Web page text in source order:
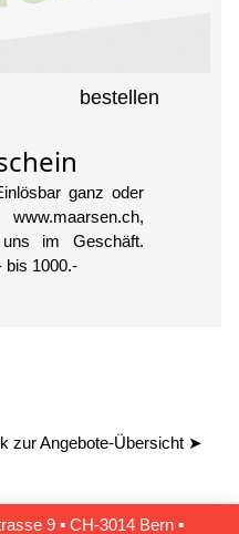
bestellen
ganz oder
im Geschäft.
bis 1000.-
zur Angebote-Übersicht ➤
9 ▪ CH‑3014 Bern ▪